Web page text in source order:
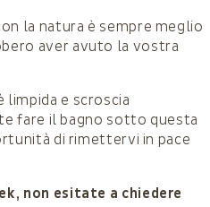
la natura è sempre meglio
aver avuto la vostra
limpida e scroscia
fare il bagno sotto questa
di rimettervi in pace
non esitate a chiedere